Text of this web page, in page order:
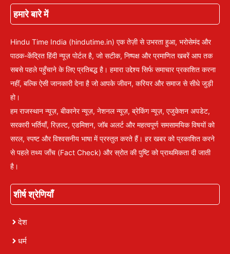
हमारे बारे में
Hindu Time India (hindutime.in) एक तेज़ी से उभरता हुआ, भरोसेमंद और
पाठक-केंद्रित हिंदी न्यूज़ पोर्टल है, जो सटीक, निष्पक्ष और प्रमाणित खबरें आप तक
सबसे पहले पहुँचाने के लिए प्रतिबद्ध है। हमारा उद्देश्य सिर्फ समाचार प्रकाशित करना
नहीं, बल्कि ऐसी जानकारी देना है जो आपके जीवन, करियर और समाज से सीधे जुड़ी
हो।
हम राजस्थान न्यूज़, बीकानेर न्यूज़, नेशनल न्यूज़, ब्रेकिंग न्यूज़, एजुकेशन अपडेट,
सरकारी भर्तियाँ, रिज़ल्ट, एडमिशन, जॉब अलर्ट और महत्वपूर्ण समसामयिक विषयों को
सरल, स्पष्ट और विश्वसनीय भाषा में प्रस्तुत करते हैं। हर खबर को प्रकाशित करने
से पहले तथ्य जाँच (Fact Check) और स्रोत की पुष्टि को प्राथमिकता दी जाती
है।
शीर्ष श्रेणियाँ
देश
धर्म